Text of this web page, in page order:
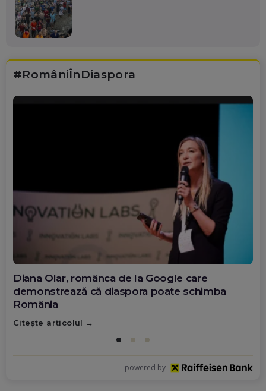
#RomâniÎnDiaspora
Diana Olar, românca de la Google care
demonstrează că diaspora poate schimba
România
Citește articolul
powered by